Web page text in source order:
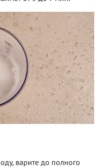
варите до полного